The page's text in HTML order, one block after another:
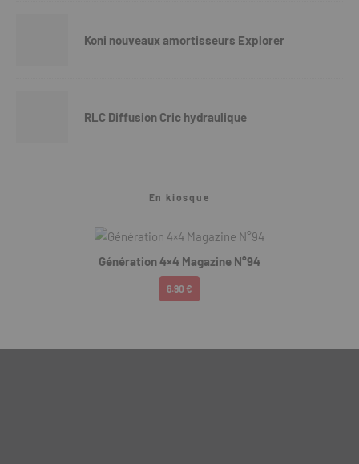
Koni nouveaux amortisseurs Explorer
RLC Diffusion Cric hydraulique
En kiosque
Génération 4×4 Magazine N°94
6.90 €